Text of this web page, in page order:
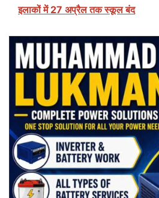
इलाकों में 27 अप्रैल तक स्कूल बंद